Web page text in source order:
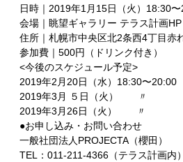
日時｜2019年1月15日（火）18:30
会場｜眺望ギャラリー テラス計画HP
住所｜札幌市中央区北2条西4丁目赤
参加費｜500円（ドリンク付き）
<今後のスケジュール予定>
2019年2月20日（水）18:30〜20:00
2019年3月 ５日（火）　　〃
2019年3月26日（火）　　〃
●お申し込み・お問い合わせ
一般社団法人PROJECTA（櫻田）
TEL：011-211-4366（テラス計画内）